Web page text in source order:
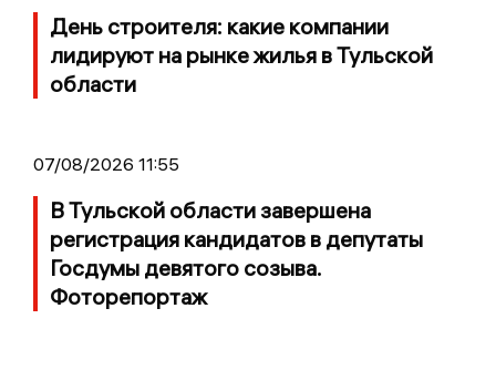
День строителя: какие компании
лидируют на рынке жилья в Тульской
области
07/08/2026 11:55
В Тульской области завершена
регистрация кандидатов в депутаты
Госдумы девятого созыва.
Фоторепортаж